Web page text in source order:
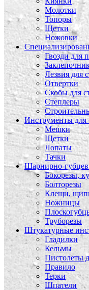
Молотки
Топоры
Щетки
Ножовки
Гвозди для
Лезвия для
Отвертки
Скобы для
Степлеры
Инструменты для
Мешки
Щетки
Лопаты
Тачки
Шарнирно-
Бокорезы,
Болторезы
Клещи,
Ножницы
Труборезы
Штукатурные
Гладилки
Кельмы
Пистолеты
Правило
Терки
Шпатели